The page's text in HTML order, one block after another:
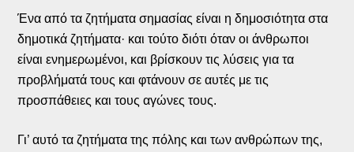
Ένα από τα ζητήματα σημασίας είναι η δημοσιότητα στα
δημοτικά ζητήματα· και τούτο διότι όταν οι άνθρωποι
είναι ενημερωμένοι, και βρίσκουν τις λύσεις για τα
προβλήματά τους και φτάνουν σε αυτές με τις
προσπάθειες και τους αγώνες τους.
Γι’ αυτό τα ζητήματα της πόλης και των ανθρώπων της,